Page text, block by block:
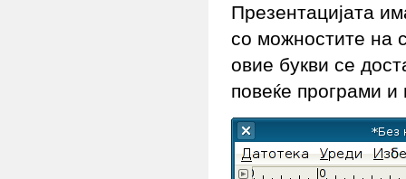
Презентацијата
со можностите на
овие букви се
повеќе програми и